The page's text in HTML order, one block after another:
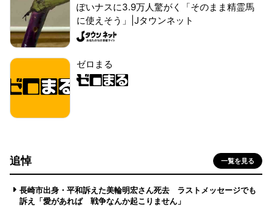
ぽいナスに3.9万人驚がく「そのまま精霊馬
に使えそう」|Jタウンネット
ゼロまる
追悼 一覧を見る
長崎市出身・平和訴えた美輪明宏さん死去 ラストメッセージでも
訴え「愛があれば 戦争なんか起こりません」